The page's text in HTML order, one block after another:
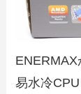
易水冷